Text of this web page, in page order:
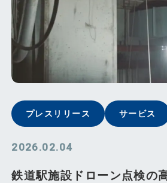
プレスリリース サービス
2026.02.04
鉄道駅施設ドローン点検の